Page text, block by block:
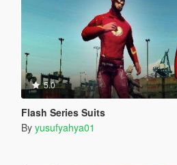
5.0
Flash Series Suits
By yusufyahya01